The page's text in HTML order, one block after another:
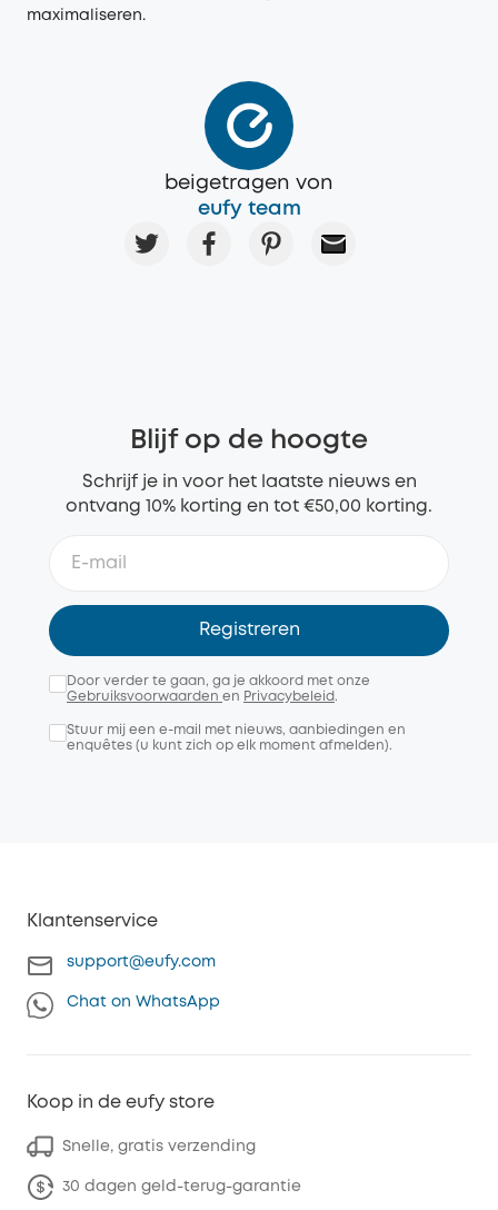
maximaliseren.
beigetragen von
eufy team
Blijf op de hoogte
Schrijf je in voor het laatste nieuws en
ontvang 10% korting en tot €50,00 korting.
Registreren
Door verder te gaan, ga je akkoord met onze
Gebruiksvoorwaarden en Privacybeleid.
Stuur mij een e-mail met nieuws, aanbiedingen en
enquêtes (u kunt zich op elk moment afmelden).
Klantenservice
support@eufy.com
Chat on WhatsApp
Koop in de eufy store
Snelle, gratis verzending
30 dagen geld-terug-garantie